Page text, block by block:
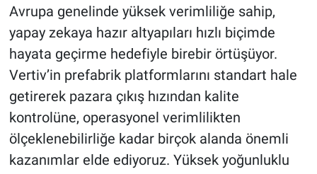
Avrupa genelinde yüksek verimliliğe sahip,
yapay zekaya hazır altyapıları hızlı biçimde
hayata geçirme hedefiyle birebir örtüşüyor.
Vertiv’in prefabrik platformlarını standart hale
getirerek pazara çıkış hızından kalite
kontrolüne, operasyonel verimlilikten
ölçeklenebilirliğe kadar birçok alanda önemli
kazanımlar elde ediyoruz. Yüksek yoğunluklu